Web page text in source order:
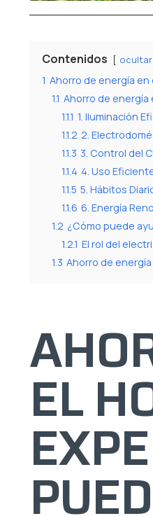
Contenidos ocultar
1 Ahorro de energía
1.1 Ahorro de energía
1.1.1 1. Iluminación
1.1.2 2.
1.1.3 3. Control del
1.1.4 4. Uso
1.1.5 5. Hábitos
1.1.6 6. Energía
1.2 ¿Cómo puede
1.2.1 El rol del
1.3 Ahorro de
EL